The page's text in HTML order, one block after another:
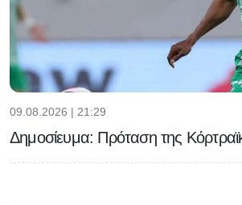
09.08.2026 | 21:29
Δημοσίευμα: Πρόταση της